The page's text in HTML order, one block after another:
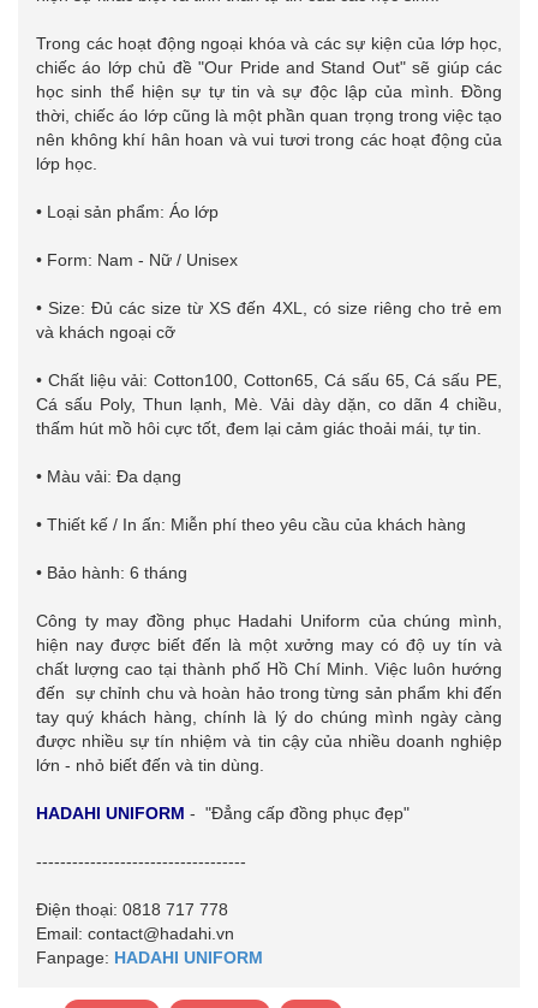
Trong các hoạt động ngoại khóa và các sự kiện của lớp học,
chiếc áo lớp chủ đề "Our Pride and Stand Out" sẽ giúp các
học sinh thể hiện sự tự tin và sự độc lập của mình. Đồng
thời, chiếc áo lớp cũng là một phần quan trọng trong việc tạo
nên không khí hân hoan và vui tươi trong các hoạt động của
lớp học.
• Loại sản phẩm: Áo lớp
• Form: Nam - Nữ / Unisex
• Size: Đủ các size từ XS đến 4XL, có size riêng cho trẻ em
và khách ngoại cỡ
• Chất liệu vải: Cotton100, Cotton65, Cá sấu 65, Cá sấu PE,
Cá sấu Poly, Thun lạnh, Mè. Vải dày dặn, co dãn 4 chiều,
thấm hút mồ hôi cực tốt, đem lại cảm giác thoải mái, tự tin.
• Màu vải: Đa dạng
• Thiết kế / In ấn: Miễn phí theo yêu cầu của khách hàng
• Bảo hành: 6 tháng
Công ty may đồng phục Hadahi Uniform của chúng mình,
hiện nay được biết đến là một xưởng may có độ uy tín và
chất lượng cao tại thành phố Hồ Chí Minh. Việc luôn hướng
đến sự chỉnh chu và hoàn hảo trong từng sản phẩm khi đến
tay quý khách hàng, chính là lý do chúng mình ngày càng
được nhiều sự tín nhiệm và tin cậy của nhiều doanh nghiệp
lớn - nhỏ biết đến và tin dùng.
HADAHI UNIFORM - "Đẳng cấp đồng phục đẹp"
-----------------------------------
Điện thoại: 0818 717 778
Email: contact@hadahi.vn
Fanpage: HADAHI UNIFORM